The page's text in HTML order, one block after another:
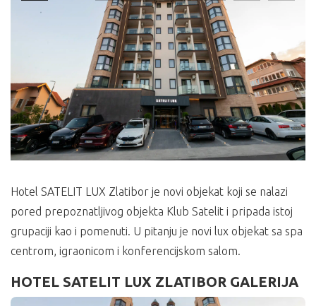
Hotel SATELIT LUX Zlatibor je novi objekat koji se nalazi
pored prepoznatljivog objekta Klub Satelit i pripada istoj
grupaciji kao i pomenuti. U pitanju je novi lux objekat sa spa
centrom, igraonicom i konferencijskom salom.
HOTEL SATELIT LUX ZLATIBOR GALERIJA